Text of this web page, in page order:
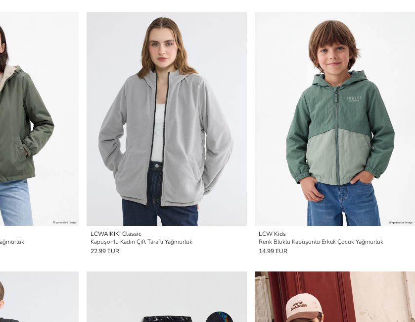
LCWAIKIKI Classic
Kapüşonlu Kadın Çift Taraflı Yağmurluk
22.99 EUR
LCW Kids
Renk Bloklu Kapüşonlu Erkek Çocuk Yağmurluk
14.99 EUR